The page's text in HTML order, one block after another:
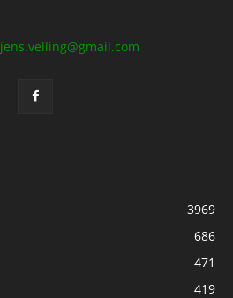
jens.velling@gmail.com
3969
686
471
419